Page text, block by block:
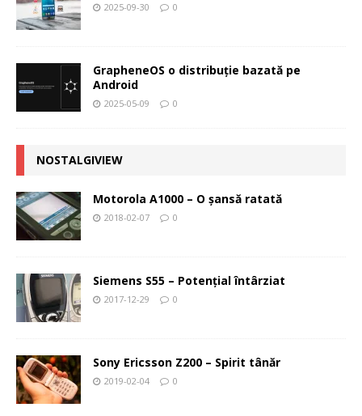
2025-09-30 0
GrapheneOS o distribuție bazată pe
Android
2025-05-09 0
NOSTALGIVIEW
Motorola A1000 – O şansă ratată
2018-02-07 0
Siemens S55 – Potenţial întârziat
2017-12-29 0
Sony Ericsson Z200 – Spirit tânăr
2019-02-04 0